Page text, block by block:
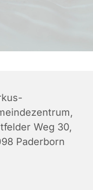
Weg 30,
Paderborn